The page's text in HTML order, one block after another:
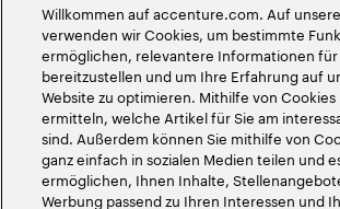
2026Accenture. Alle Rechte vorbehalten
Willkommen auf accenture.com. Auf
verwenden wir Cookies, um bestimmte
ermöglichen, relevantere Informationen für
bereitzustellen und um Ihre Erfahrung auf
Website zu optimieren. Mithilfe von
ermitteln, welche Artikel für Sie am
sind. Außerdem können Sie mithilfe von
ganz einfach in sozialen Medien teilen und
ermöglichen, Ihnen Inhalte,
Werbung passend zu Ihren Interessen und